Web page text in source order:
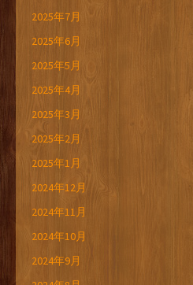
2025年7月
2025年6月
2025年5月
2025年4月
2025年3月
2025年2月
2025年1月
2024年12月
2024年11月
2024年10月
2024年9月